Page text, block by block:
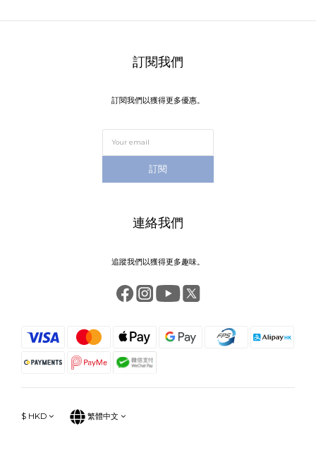
訂閱我們
訂閱我們以獲得更多優惠。
訂閱
連絡我們
追蹤我們以獲得更多趣味。
$ HKD 繁體中文